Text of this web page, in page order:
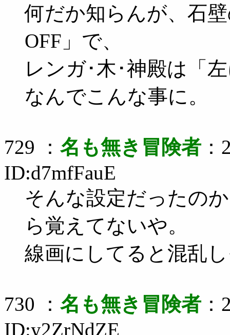
何だか知らんが、石
OFF」で、
レンガ･木･神殿は「
なんでこんな事に。
729 ： 名も無き冒険者
ID:d7mfFauE
そんな設定だったの
ら覚えてないや。
線画にしてると混乱
730 ： 名も無き冒険者
ID:y2ZrNdZE